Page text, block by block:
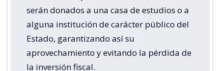
serán donados a una casa de estudios o a
alguna institución de carácter público del
Estado, garantizando así su
aprovechamiento y evitando la pérdida de
la inversión fiscal.